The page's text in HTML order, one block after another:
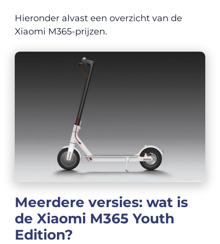
Hieronder alvast een overzicht van de
Xiaomi M365-prijzen.
Meerdere versies: wat is
de Xiaomi M365 Youth
Edition?